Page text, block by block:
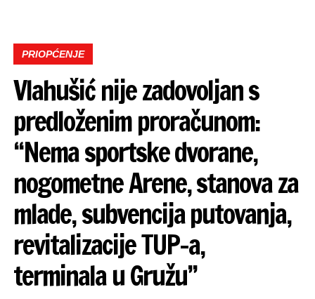
PRIOPĆENJE
Vlahušić nije zadovoljan s
predloženim proračunom:
“Nema sportske dvorane,
nogometne Arene, stanova za
mlade, subvencija putovanja,
revitalizacije TUP-a,
terminala u Gružu”